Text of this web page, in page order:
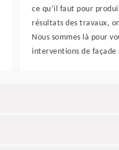
ce qu’il faut pour
résultats des travaux,
Nous sommes là pour
interventions de façade